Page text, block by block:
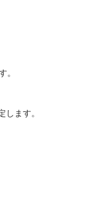
。
ます。